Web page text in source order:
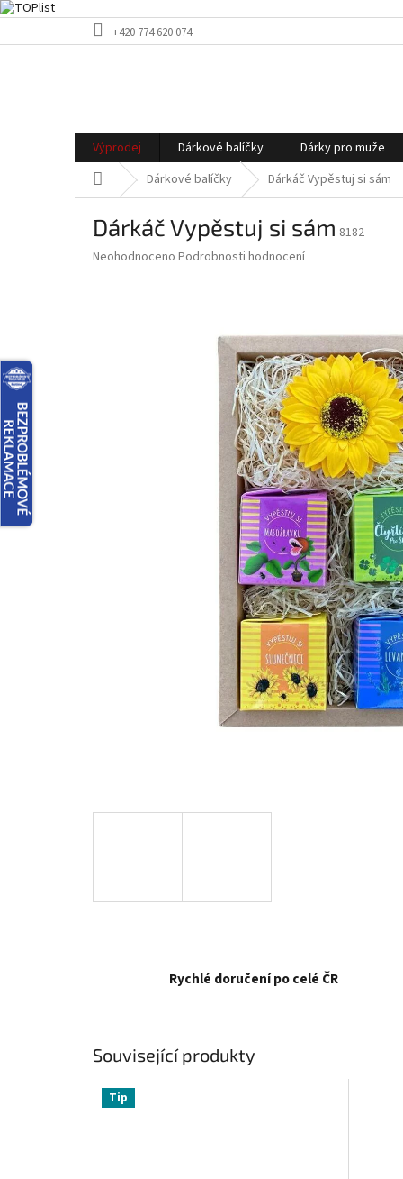
na
+420 774 620 074
Výprodej Dárkové balíčky Dárky pro muže
Domů Dárkové balíčky Dárkáč Vypěstuj si sám
Dárkáč Vypěstuj si sám 8182
Průměrné
Neohodnoceno Podrobnosti hodnocení
Rychlé doručení po celé ČR
Související produkty
Tip